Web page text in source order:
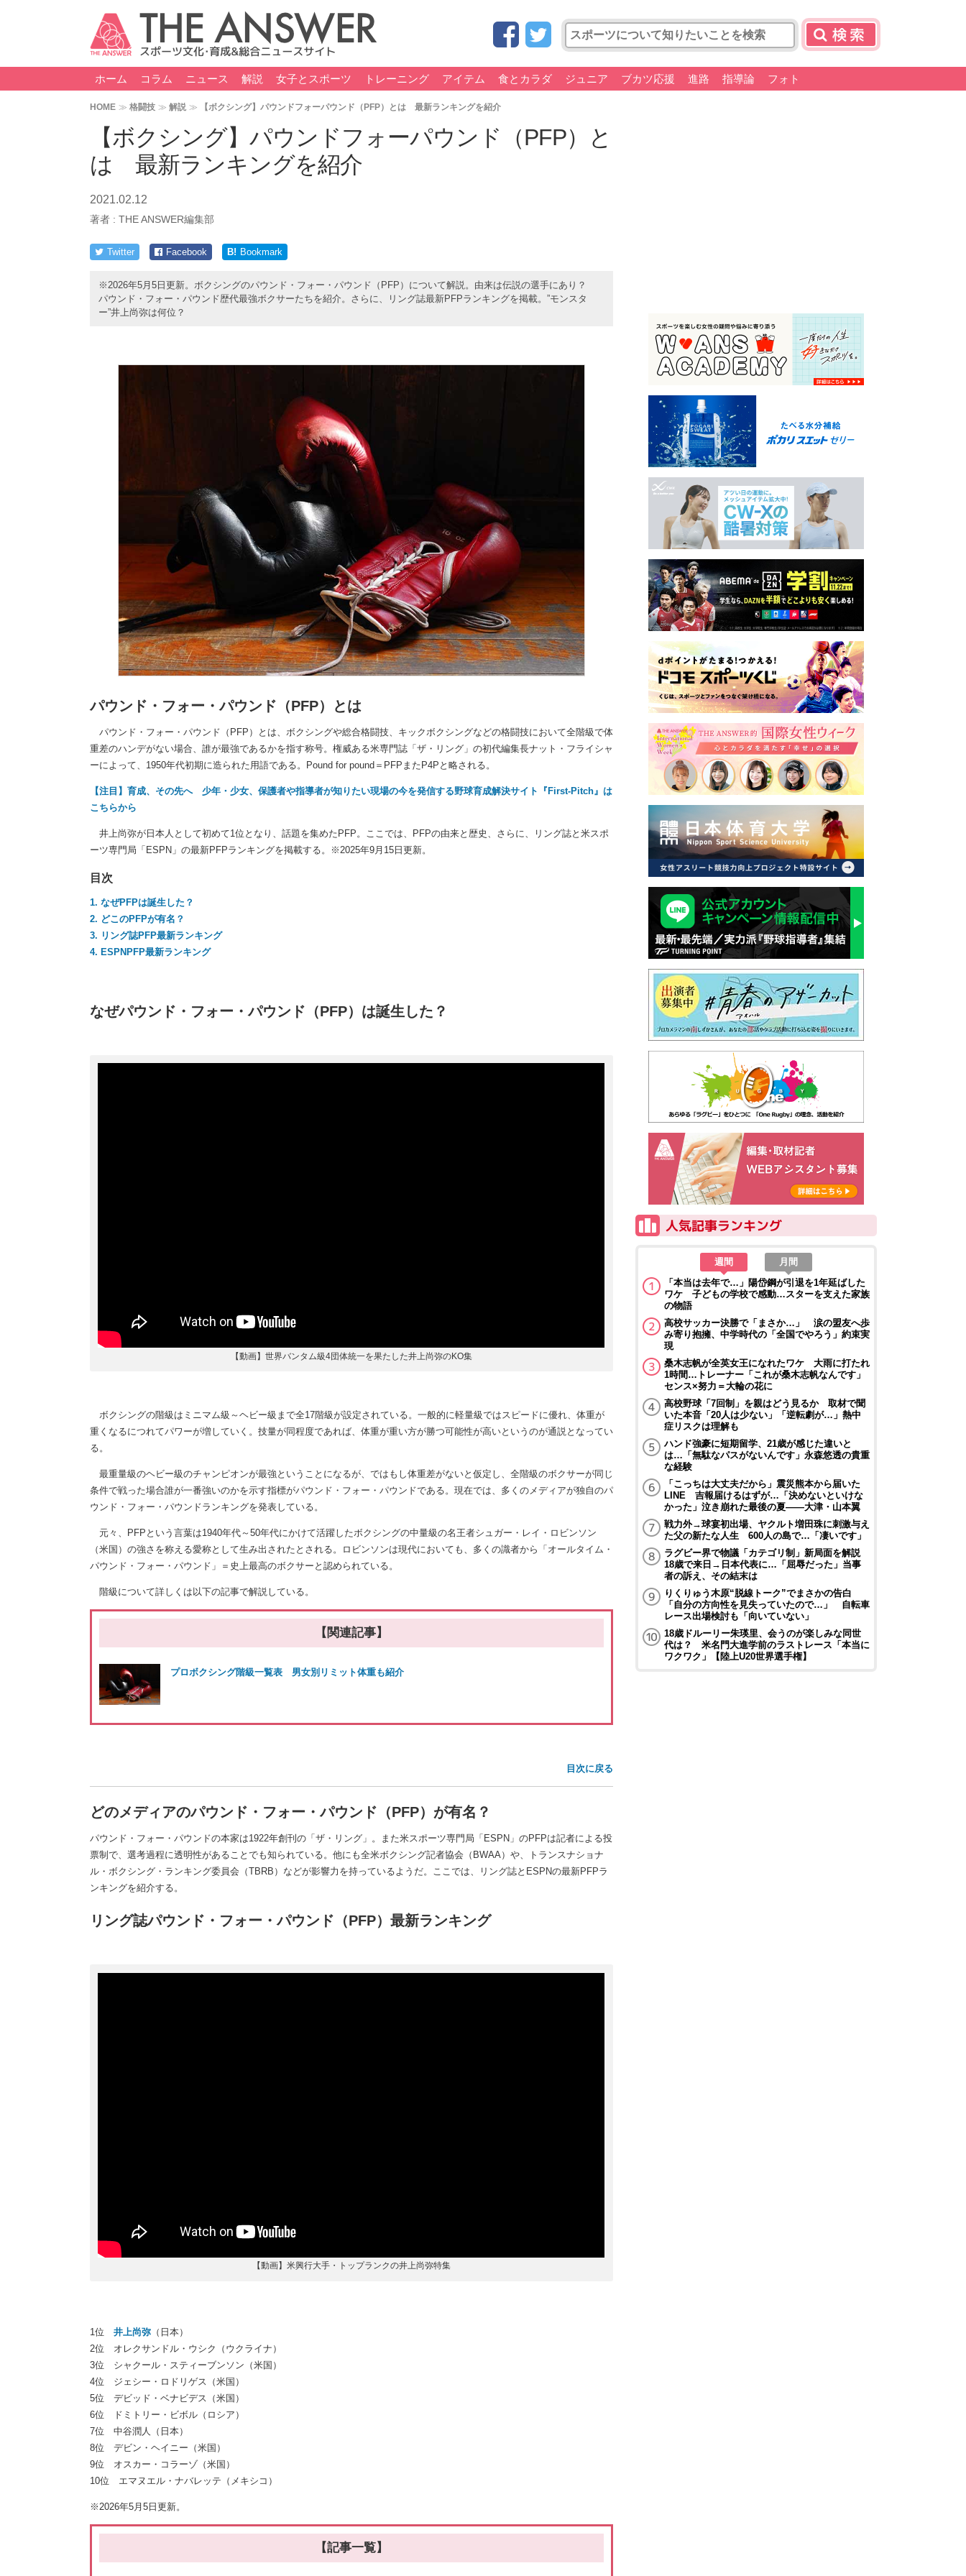
ホーム コラム ニュース 解説 女子とスポーツ トレーニング アイテム 食とカラダ ジュニア ブカツ応援 進路 指導論 フォト
HOME 格闘技 解説 【ボクシング】パウンドフォーパウンド（PFP）とは 最新ランキングを紹介
【ボクシング】パウンドフォーパウンド（PFP）と
は 最新ランキングを紹介
2021.02.12
著者 : THE ANSWER編集部
Twitter Facebook B! Bookmark
※2026年5月5日更新。ボクシングのパウンド・フォー・パウンド（PFP）について解説。由来は伝説の選手にあり？
パウンド・フォー・パウンド歴代最強ボクサーたちを紹介。さらに、リング誌最新PFPランキングを掲載。”モンスタ
ー”井上尚弥は何位？
パウンド・フォー・パウンド（PFP）とは
パウンド・フォー・パウンド（PFP）とは、ボクシングや総合格闘技、キックボクシングなどの格闘技において全階級で体
重差のハンデがない場合、誰が最強であるかを指す称号。権威ある米専門誌「ザ・リング」の初代編集長ナット・フライシャ
ーによって、1950年代初期に造られた用語である。Pound for pound＝PFPまたP4Pと略される。
【注目】育成、その先へ 少年・少女、保護者や指導者が知りたい現場の今を発信する野球育成解決サイト『First-Pitch』は
こちらから
井上尚弥が日本人として初めて1位となり、話題を集めたPFP。ここでは、PFPの由来と歴史、さらに、リング誌と米スポ
ーツ専門局「ESPN」の最新PFPランキングを掲載する。※2025年9月15日更新。
目次
1. なぜPFPは誕生した？
2. どこのPFPが有名？
3. リング誌PFP最新ランキング
4. ESPNPFP最新ランキング
なぜパウンド・フォー・パウンド（PFP）は誕生した？
【動画】世界バンタム級4団体統一を果たした井上尚弥のKO集
ボクシングの階級はミニマム級～ヘビー級まで全17階級が設定されている。一般的に軽量級ではスピードに優れ、体重が
重くなるにつれてパワーが増していく。技量が同程度であれば、体重が重い方が勝つ可能性が高いというのが通説となってい
る。
最重量級のヘビー級のチャンピオンが最強ということになるが、ではもし体重差がないと仮定し、全階級のボクサーが同じ
条件で戦った場合誰が一番強いのかを示す指標がパウンド・フォー・パウンドである。現在では、多くのメディアが独自のパ
ウンド・フォー・パウンドランキングを発表している。
元々、PFPという言葉は1940年代～50年代にかけて活躍したボクシングの中量級の名王者シュガー・レイ・ロビンソン
（米国）の強さを称える愛称として生み出されたとされる。ロビンソンは現代においても、多くの識者から「オールタイム・
パウンド・フォー・パウンド」＝史上最高のボクサーと認められている。
階級について詳しくは以下の記事で解説している。
【関連記事】
プロボクシング階級一覧表 男女別リミット体重も紹介
目次に戻る
どのメディアのパウンド・フォー・パウンド（PFP）が有名？
パウンド・フォー・パウンドの本家は1922年創刊の「ザ・リング」。また米スポーツ専門局「ESPN」のPFPは記者による投
票制で、選考過程に透明性があることでも知られている。他にも全米ボクシング記者協会（BWAA）や、トランスナショナ
ル・ボクシング・ランキング委員会（TBRB）などが影響力を持っているようだ。ここでは、リング誌とESPNの最新PFPラ
ンキングを紹介する。
リング誌パウンド・フォー・パウンド（PFP）最新ランキング
【動画】米興行大手・トップランクの井上尚弥特集
1位 井上尚弥（日本）
2位 オレクサンドル・ウシク（ウクライナ）
3位 シャクール・スティーブンソン（米国）
4位 ジェシー・ロドリゲス（米国）
5位 デビッド・ベナビデス（米国）
6位 ドミトリー・ビボル（ロシア）
7位 中谷潤人（日本）
8位 デビン・ヘイニー（米国）
9位 オスカー・コラーゾ（米国）
10位 エマヌエル・ナバレッテ（メキシコ）
※2026年5月5日更新。
【記事一覧】
週間
月間
「本当は去年で…」陽岱鋼が引退を1年延ばした
ワケ 子どもの学校で感動…スターを支えた家族
の物語
高校サッカー決勝で「まさか…」 涙の盟友へ歩
み寄り抱擁、中学時代の「全国でやろう」約束実
現
桑木志帆が全英女王になれたワケ 大雨に打たれ
1時間…トレーナー「これが桑木志帆なんです」
センス×努力＝大輪の花に
高校野球「7回制」を親はどう見るか 取材で聞
いた本音「20人は少ない」「逆転劇が…」熱中
症リスクは理解も
ハンド強豪に短期留学、21歳が感じた違いと
は…「無駄なパスがないんです」永森悠透の貴重
な経験
「こっちは大丈夫だから」震災熊本から届いた
LINE 吉報届けるはずが…「決めないといけな
かった」泣き崩れた最後の夏――大津・山本翼
戦力外→球宴初出場、ヤクルト増田珠に刺激与え
た父の新たな人生 600人の島で…「凄いです」
ラグビー界で物議「カテゴリ制」新局面を解説
18歳で来日→日本代表に…「屈辱だった」当事
者の訴え、その結末は
りくりゅう木原“脱線トーク”でまさかの告白
「自分の方向性を見失っていたので…」 自転車
レース出場検討も「向いていない」
18歳ドルーリー朱瑛里、会うのが楽しみな同世
代は？ 米名門大進学前のラストレース「本当に
ワクワク」【陸上U20世界選手権】